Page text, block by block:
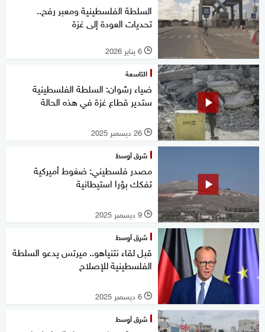
السلطة الفلسطينية ومعبر رفح..
تحديات العودة إلى غزة
l 6 يناير 2026
التاسعة
ضياء رشوان: السلطة الفلسطينية
ستدير قطاع غزة في هذه الحالة
l 26 ديسمبر 2025
شرق أوسط
مصدر فلسطيني: ضغوط أميركية
تفكك بؤرا استيطانية
l 9 ديسمبر 2025
شرق أوسط
قبل لقاء نتنياهو.. ميرتس يدعو السلطة
الفلسطينية للإصلاح
l 6 ديسمبر 2025
شرق أوسط